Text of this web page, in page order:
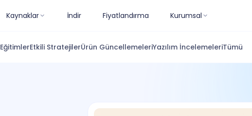
Kaynaklar İndir Fiyatlandırma Kurumsal
EğitimlerEtkili StratejilerÜrün GüncellemeleriYazılım İncelemeleriTümü